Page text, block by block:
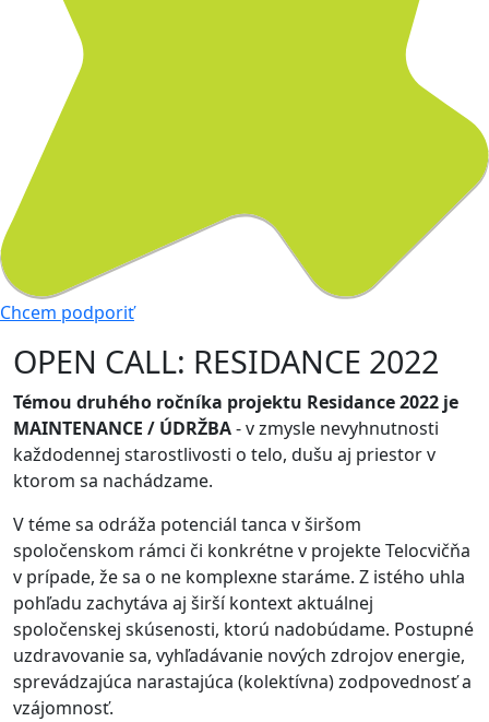
Chcem podporiť
OPEN CALL: RESIDANCE 2022
Témou druhého ročníka projektu Residance 2022 je
MAINTENANCE / ÚDRŽBA- v zmysle nevyhnutnosti
každodennej starostlivosti o telo, dušu aj priestor v
ktorom sa nachádzame.
V téme sa odráža potenciál tanca v širšom
spoločenskom rámci či konkrétne v projekte Telocvičňa
v prípade, že sa o ne komplexne staráme. Z istého uhla
pohľadu zachytáva aj širší kontext aktuálnej
spoločenskej skúsenosti, ktorú nadobúdame. Postupné
uzdravovanie sa, vyhľadávanie nových zdrojov energie,
sprevádzajúca narastajúca (kolektívna) zodpovednosť a
vzájomnosť.